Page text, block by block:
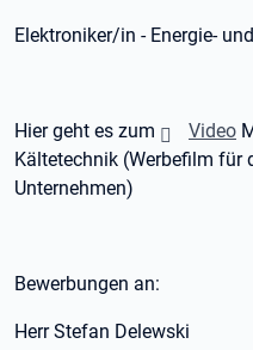
Elektroniker/in - Energie-
Hier geht es zum Video
Kältetechnik (Werbefilm für
Unternehmen)
Bewerbungen an:
Herr Stefan Delewski